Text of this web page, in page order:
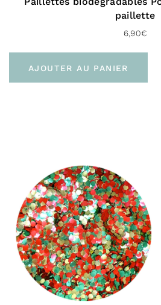
Acrylates/Ethylhexyl Acrylate
77891 / Titanium Dioxide,
Borosilicate, Mica,
Pour la France :
En point relais (3 à 4
À domicile sans
48H)
À domicile avec
48H)
Livraison gratuite en
paillette
6,90€
AJOUTER AU PANIER